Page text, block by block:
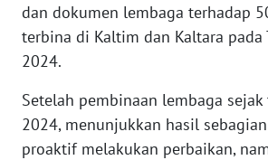
dan dokumen lembaga terhadap
terbina di Kaltim dan Kaltara pada
2024.
Setelah pembinaan lembaga
2024, menunjukkan hasil
proaktif melakukan perbaikan,
WN
PAPUA
WN
PAPUA